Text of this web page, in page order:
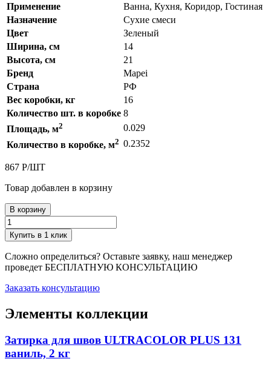
Применение
Ванна, Кухня, Коридор, Гостиная
Назначение
Сухие смеси
Цвет
Зеленый
Ширина, см
14
Высота, см
21
Бренд
Mapei
Страна
РФ
Вес коробки, кг
16
Количество шт. в коробке 8
Площадь, м2
0.029
Количество в коробке, м2 0.2352
867 Р/ШТ
Товар добавлен в корзину
В корзину
Купить в 1 клик
Сложно определиться? Оставьте заявку, наш менеджер
проведет БЕСПЛАТНУЮ КОНСУЛЬТАЦИЮ
Заказать консультацию
Элементы коллекции
Затирка для швов ULTRACOLOR PLUS 131
ваниль, 2 кг